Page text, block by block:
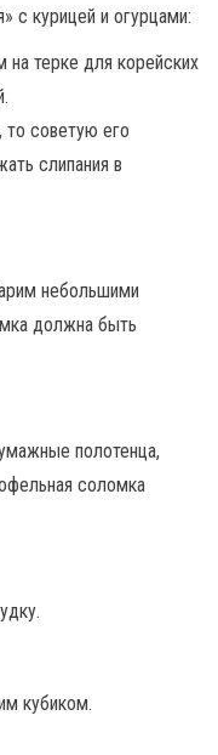
с курицей и огурцами:
терке для корейских
то советую его
слипания в
небольшими
должна быть
полотенца,
соломка
кубиком.